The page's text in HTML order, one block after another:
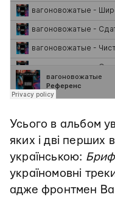
Усього в альбом
яких і дві перших в
українською: Бриф
україномовні
адже фронтмен